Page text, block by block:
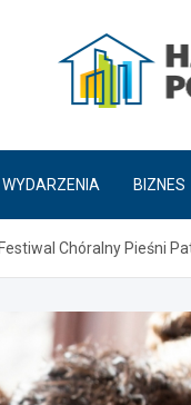
WYDARZENIA BIZNES
Chóralny Pieśni